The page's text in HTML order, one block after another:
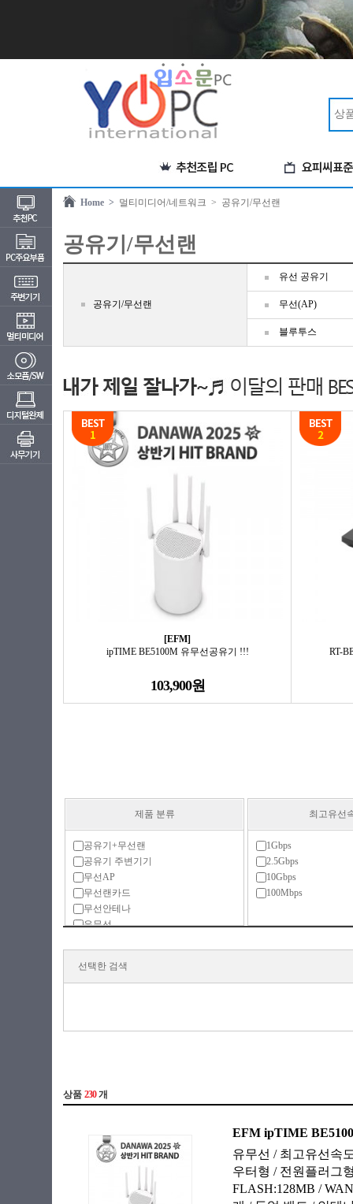
Home > 멀티미디어/네트워크 > 공유기/무선랜
공유기/무선랜
공유기/무선랜
유선 공유기
무선(AP)
블루투스
[EFM]
ipTIME BE5100M 유무선공유기 !!!
103,900원
RT-
제품 분류
공유기+무선랜
공유기 주변기기
무선AP
무선랜카드
무선안테나
유무선
크래들
최고유선
1Gbps
2.5Gbps
10Gbps
100Mbps
선택한 검색